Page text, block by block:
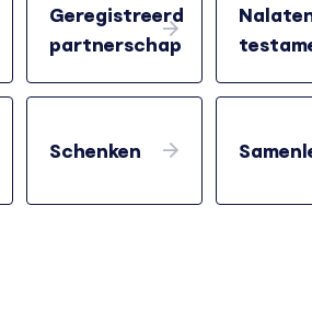
Geregistreerd
partnerschap
Schenken